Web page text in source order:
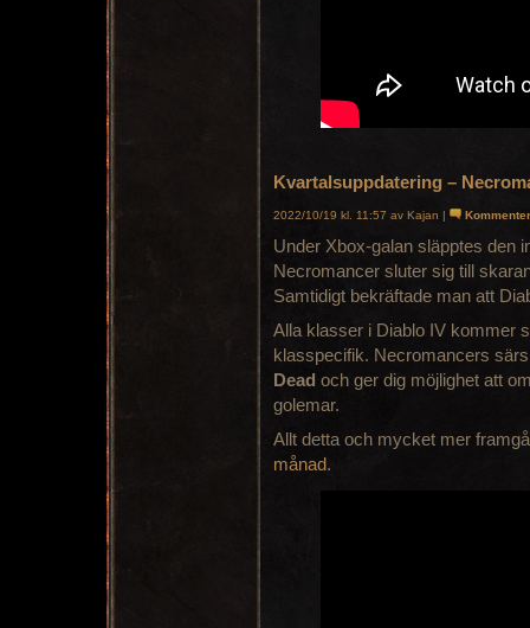
Kvartalsuppdatering –
2022/10/19 kl. 11:57 av Kajan |
Under Xbox-galan släpptes den
Necromancer sluter sig till
Samtidigt bekräftade man att
Alla klasser i Diablo IV kommer
klasspecifik. Necromancers
Dead och ger dig möjlighet att
golemar.
Allt detta och mycket mer
månad.